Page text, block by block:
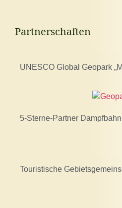
Partnerschaften
UNESCO Global Geopark
5-Sterne-Partner
Touristische